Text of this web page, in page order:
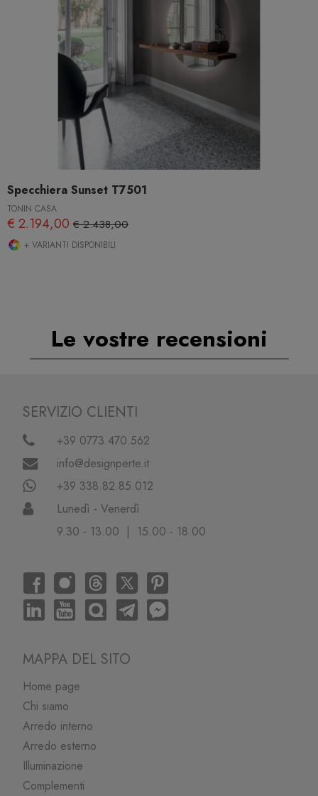
Specchiera Sunset T7501
TONIN CASA
€ 2.194,00 € 2.438,00
+ VARIANTI DISPONIBILI
Le vostre recensioni
SERVIZIO CLIENTI
+39 0773.470.562
info@designperte.it
+39 338.82.85.012
Lunedì - Venerdì
9.30 - 13.00 | 15.00 - 18.00
MAPPA DEL SITO
Home page
Chi siamo
Arredo interno
Arredo esterno
Illuminazione
Complementi